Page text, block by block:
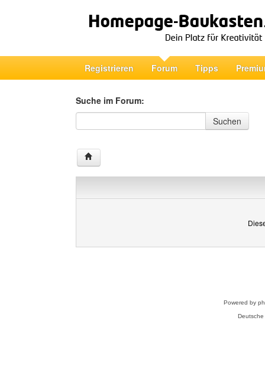
Registrieren Forum Tipps
Suche im Forum:
Suche im Forum
Suchen
Powered by